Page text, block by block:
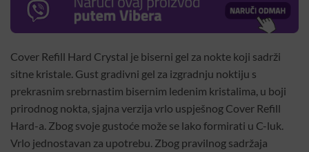
Cover Refill Hard Crystal je biserni gel za nokte koji sadrži
sitne kristale. Gust gradivni gel za izgradnju noktiju s
prekrasnim srebrnastim bisernim ledenim kristalima, u boji
prirodnog nokta, sjajna verzija vrlo uspješnog Cover Refill
Hard-a. Zbog svoje gustoće može se lako formirati u C-luk.
Vrlo jednostavan za upotrebu. Zbog pravilnog sadržaja